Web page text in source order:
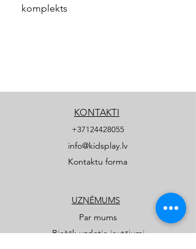
komplekts
KONTAKTI
+37124428055
info@kidsplay.lv
Kontaktu forma
UZŅĒMUMS
Par mums
Biežāk uzdotie jautājumi